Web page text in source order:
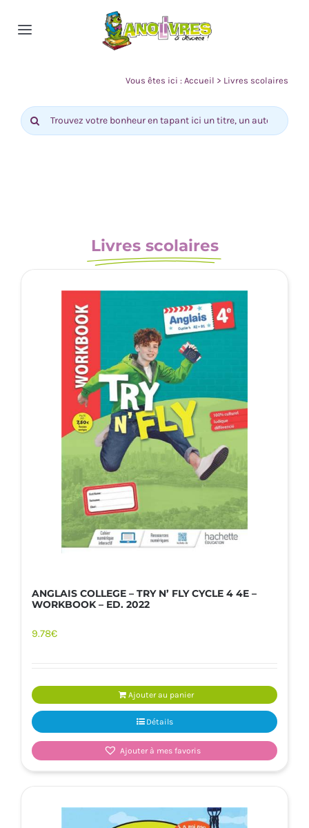
Toggle
Nos rayons
Vous êtes ici :Accueil > Livres scolaires
Rechercher:
Livres scolaires
ANGLAIS COLLEGE – TRY N’ FLY CYCLE 4 4E –
WORKBOOK – ED. 2022
9.78€
Ajouter au panier
Détails
Ajouter à mes favoris